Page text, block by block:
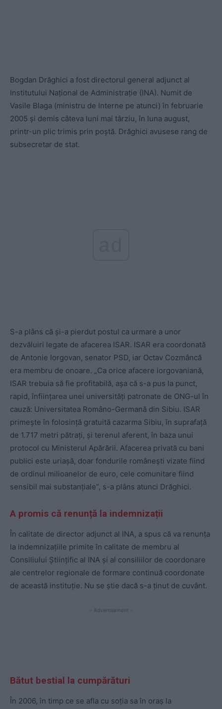
Bogdan Drăghici a fost directorul general adjunct al
Institutului Național de Administrație (INA). Numit de
Vasile Blaga (ministru de Interne pe atunci) în februarie
2005 și demis câteva luni mai târziu, în luna august,
printr-un plic trimis prin poștă. Drăghici avusese rang de
subsecretar de stat.
S-a plâns că și-a pierdut postul ca urmare a unor
dezvăluiri legate de afacerea ISAR. ISAR era coordonată
de Antonie Iorgovan, senator PSD, iar Octav Cozmâncă
era membru de onoare. „Ca orice afacere iorgovaniană,
ISAR trebuia să fie profitabilă, așa că s-a pus la punct,
rapid, înființarea unei universități patronate de ONG-ul în
cauză: Universitatea Româno-Germană din Sibiu. ISAR
primește în folosință gratuită cazarma Sibiu, în suprafață
de 1.717 metri pătrați, și terenul aferent, în baza unui
protocol cu Ministerul Apărării. Afacerea privată cu bani
publici este uriașă, doar fondurile românești vizate fiind
de ordinul milioanelor de euro, cele comunitare fiind
sensibil mai substanțiale”, s-a plâns atunci Drăghici.
A promis că renunță la indemnizații
În calitate de director adjunct al INA, a spus că va renunța
la indemnizațiile primite în calitate de membru al
Consiliului Științific al INA și al consiliilor de coordonare
ale centrelor regionale de formare continuă coordonate
de această instituție. Nu se știe dacă s-a ținut de cuvânt.
- Advertisement -
Bătut bestial la cumpărături
În 2006, în timp ce se afla cu soția sa în oraș la